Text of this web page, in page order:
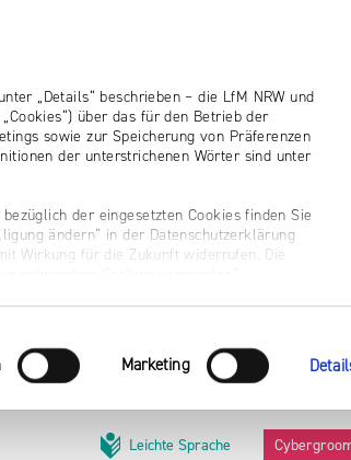
„Details“ beschrieben – die LfM NRW und
über das für den Betrieb der
sowie zur Speicherung von Präferenzen
der unterstrichenen Wörter sind unter
der eingesetzten Cookies finden Sie
ändern“ in der Datenschutzerklärung
Wirkung für die Zukunft widerrufen. Die
Marketing
Leichte Sprache